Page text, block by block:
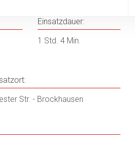
Einsatzdauer:
1 Std. 4 Min.
Str. - Brockhausen